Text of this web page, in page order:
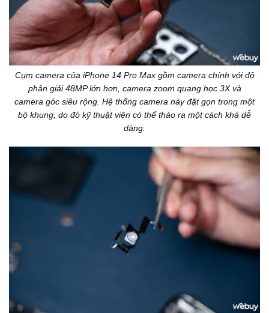
Cụm camera của iPhone 14 Pro Max gồm camera chính với độ
phân giải 48MP lớn hơn, camera zoom quang học 3X và
camera góc siêu rộng. Hệ thống camera này đặt gọn trong một
bộ khung, do đó kỹ thuật viên có thể tháo ra một cách khá dễ
dàng.